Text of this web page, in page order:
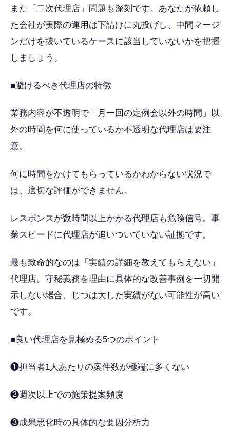
また「二次代理店」問題も深刻です。あなたが依頼し
た会社が実際の運用は下請けに丸投げし、中間マージ
ンだけを抜いているケースに該当していないかを把握
しましょう。
■避けるべき代理店の特徴
業務内容が不透明で「月一回の定例会以外の時間」以
外の時間を何に使っているか不透明な代理店は要注
意。
何に時間をかけてもらっているかわからない状況で
は、適切な評価ができません。
レスポンスが数時間以上かかる代理店も危険信号。事
業スピードに代理店が追いついていない証拠です。
最も致命的なのは「実績の詳細を教えてもらえない」
代理店。守秘義務を理由に具体的な改善事例を一切開
示しない場合、じつは大した実績がない可能性が高い
です。
■良い代理店を見極める5つのポイント
❶担当者1人あたりの案件数が極端に多くない
❷週次以上での施策提案頻度
❸成果悪化時の具体的な要因分析力